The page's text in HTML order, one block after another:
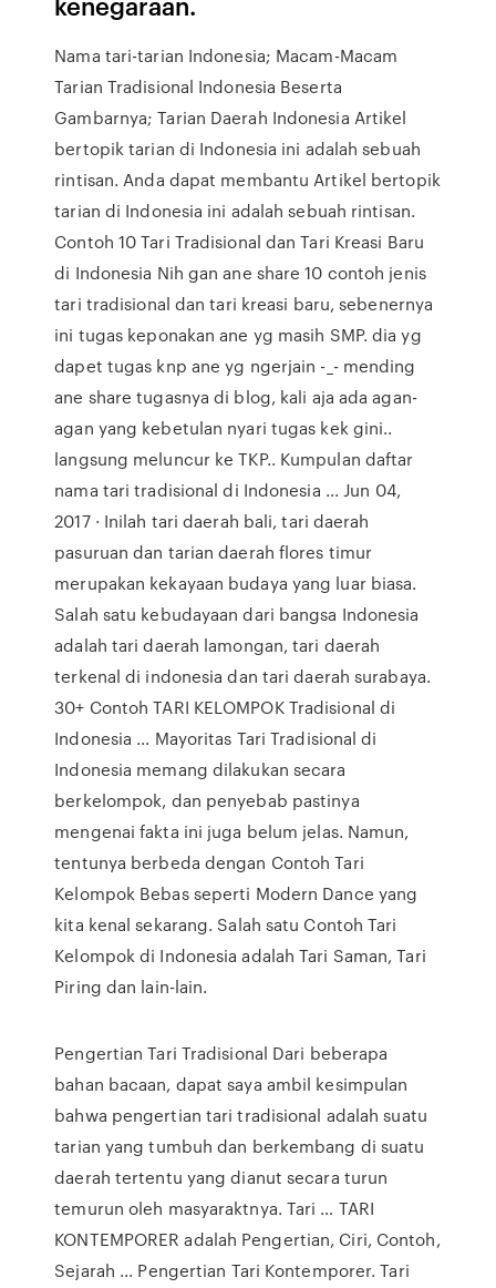
Nama tari-tarian Indonesia; Macam-Macam
Tarian Tradisional Indonesia Beserta
Gambarnya; Tarian Daerah Indonesia Artikel
bertopik tarian di Indonesia ini adalah sebuah
rintisan. Anda dapat membantu Artikel bertopik
tarian di Indonesia ini adalah sebuah rintisan.
Contoh 10 Tari Tradisional dan Tari Kreasi Baru
di Indonesia Nih gan ane share 10 contoh jenis
tari tradisional dan tari kreasi baru, sebenernya
ini tugas keponakan ane yg masih SMP. dia yg
dapet tugas knp ane yg ngerjain -_- mending
ane share tugasnya di blog, kali aja ada agan-
agan yang kebetulan nyari tugas kek gini..
langsung meluncur ke TKP.. Kumpulan daftar
nama tari tradisional di Indonesia ... Jun 04,
2017 · Inilah tari daerah bali, tari daerah
pasuruan dan tarian daerah flores timur
merupakan kekayaan budaya yang luar biasa.
Salah satu kebudayaan dari bangsa Indonesia
adalah tari daerah lamongan, tari daerah
terkenal di indonesia dan tari daerah surabaya.
30+ Contoh TARI KELOMPOK Tradisional di
Indonesia ... Mayoritas Tari Tradisional di
Indonesia memang dilakukan secara
berkelompok, dan penyebab pastinya
mengenai fakta ini juga belum jelas. Namun,
tentunya berbeda dengan Contoh Tari
Kelompok Bebas seperti Modern Dance yang
kita kenal sekarang. Salah satu Contoh Tari
Kelompok di Indonesia adalah Tari Saman, Tari
Piring dan lain-lain.
Pengertian Tari Tradisional Dari beberapa
bahan bacaan, dapat saya ambil kesimpulan
bahwa pengertian tari tradisional adalah suatu
tarian yang tumbuh dan berkembang di suatu
daerah tertentu yang dianut secara turun
temurun oleh masyaraktnya. Tari … TARI
KONTEMPORER adalah Pengertian, Ciri, Contoh,
Sejarah ... Pengertian Tari Kontemporer. Tari